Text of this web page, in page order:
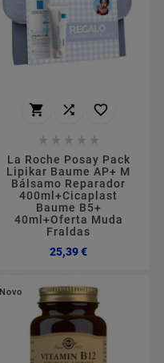
  
    
La Roche Posay Pack
Lipikar Baume AP+ M
Bálsamo Reparador
400ml+Cicaplast
Baume B5+
40ml+Oferta Muda
Fraldas
25,39 €Preço
Novo